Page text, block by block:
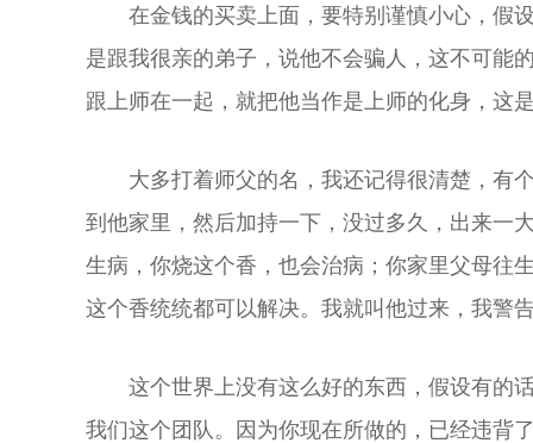
在金钱的买卖上面，要特别谨慎小心，假
是跟我很亲的弟子，说他不会骗人，这不可能
跟上师在一起，就把他当作是上师的化身，这
大多打着师父的名，我还记得很清楚，有
到他家里，然后加持一下，没过多久，出来一
生病，你烧这个香，也会治病；你家里父母往
这个香统统都可以解决。我就叫他过来，我警
这个世界上没有这么好的东西，假设有的
我们这个团队。因为你现在所做的，已经违背